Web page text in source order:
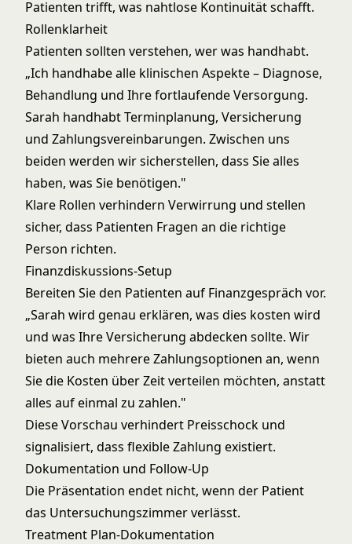
Patienten trifft, was nahtlose Kontinuität schafft.
Rollenklarheit
Patienten sollten verstehen, wer was handhabt.
„Ich handhabe alle klinischen Aspekte – Diagnose,
Behandlung und Ihre fortlaufende Versorgung.
Sarah handhabt Terminplanung, Versicherung
und Zahlungsvereinbarungen. Zwischen uns
beiden werden wir sicherstellen, dass Sie alles
haben, was Sie benötigen."
Klare Rollen verhindern Verwirrung und stellen
sicher, dass Patienten Fragen an die richtige
Person richten.
Finanzdiskussions-Setup
Bereiten Sie den Patienten auf Finanzgespräch vor.
„Sarah wird genau erklären, was dies kosten wird
und was Ihre Versicherung abdecken sollte. Wir
bieten auch mehrere Zahlungsoptionen an, wenn
Sie die Kosten über Zeit verteilen möchten, anstatt
alles auf einmal zu zahlen."
Diese Vorschau verhindert Preisschock und
signalisiert, dass flexible Zahlung existiert.
Dokumentation und Follow-Up
Die Präsentation endet nicht, wenn der Patient
das Untersuchungszimmer verlässt.
Treatment Plan-Dokumentation